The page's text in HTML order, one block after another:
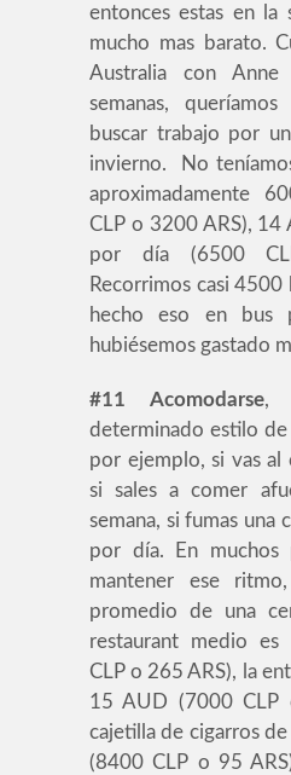
entonces estas en la
mucho mas barato.
Australia con
semanas,
buscar trabajo por
invierno. No
aproximadamente
CLP o 3200 ARS), 14
por día (6500
Recorrimos casi 4500
hecho eso en bus
hubiésemos gastado
#11 Acomodarse,
determinado estilo
por ejemplo, si vas al
si sales a comer
semana, si fumas una
por día. En muchos
mantener ese
promedio de una
restaurant medio
CLP o 265 ARS), la
15 AUD (7000 CLP
cajetilla de cigarros
(8400 CLP o 95